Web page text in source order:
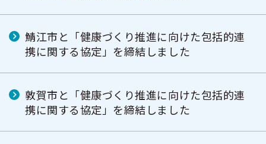
鯖江市と「健康づくり推進に向けた包括的連
携に関する協定」を締結しました
敦賀市と「健康づくり推進に向けた包括的連
携に関する協定」を締結しました